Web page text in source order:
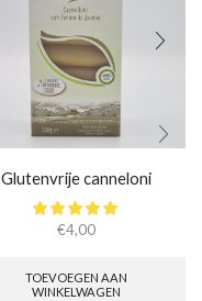
Glutenvrije canneloni
€4,00
TOEVOEGEN AAN
WINKELWAGEN